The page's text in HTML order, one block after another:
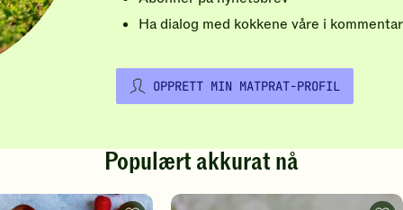
Ha dialog med kokkene våre i
OPPRETT MIN MATPRAT-PROFIL
Populært akkurat nå